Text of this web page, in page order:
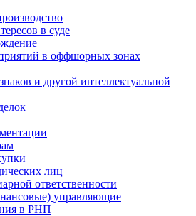
в суде
в оффшорных зонах
и другой интеллектуальной
лиц
ответственности
управляющие
в РНП